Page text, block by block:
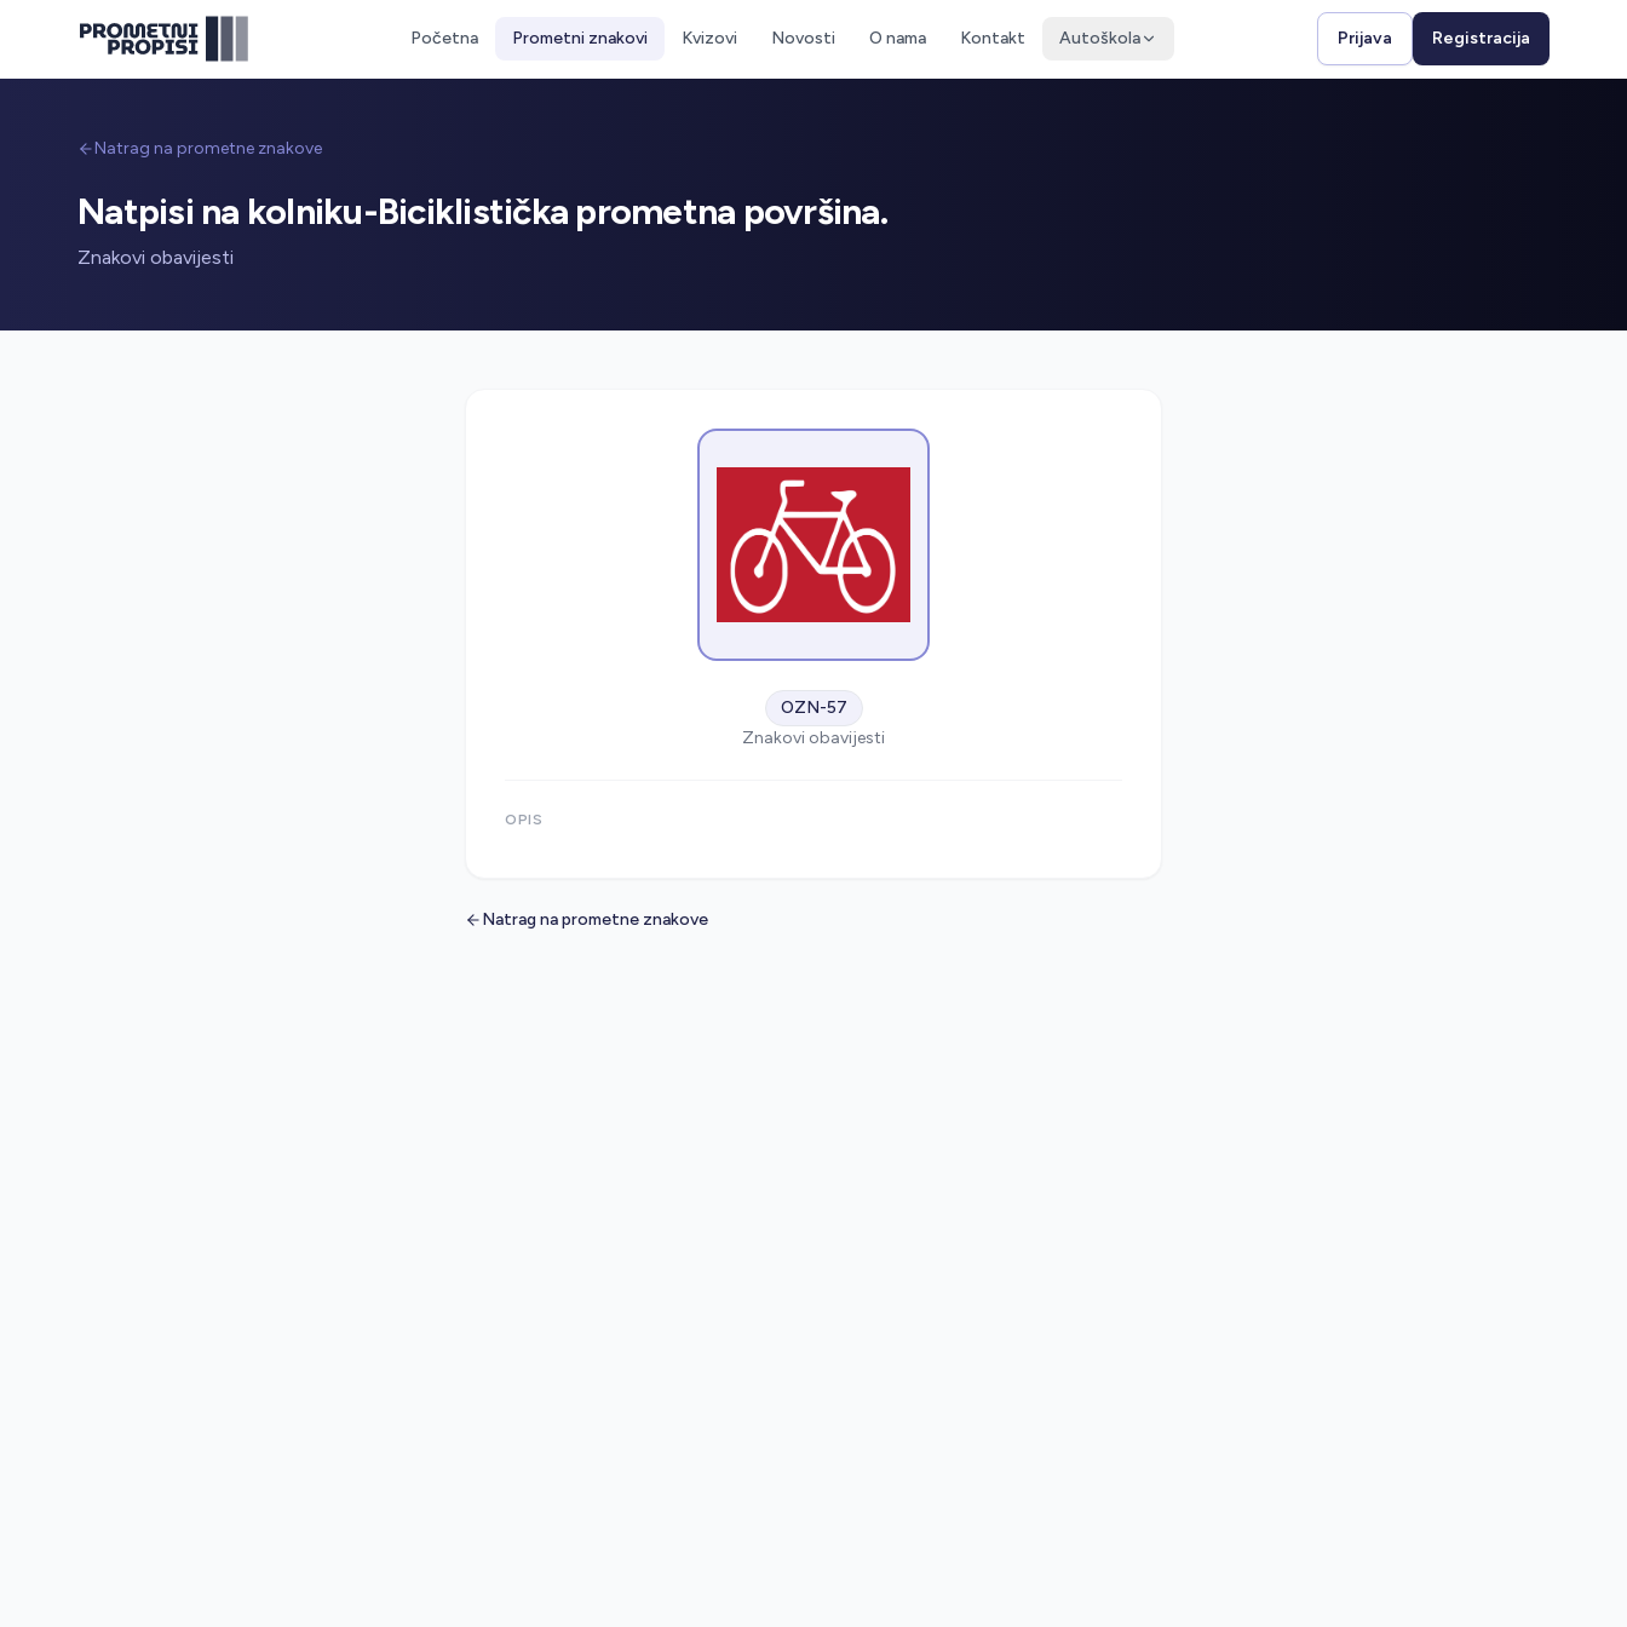
Početna Prometni znakovi Kvizovi Novosti O nama Kontakt Autoškola Prijava Registracija
Natrag na prometne znakove
Natpisi na kolniku-Biciklistička prometna površina.
Znakovi obavijesti
OZN-57
Znakovi obavijesti
OPIS
Natrag na prometne znakove